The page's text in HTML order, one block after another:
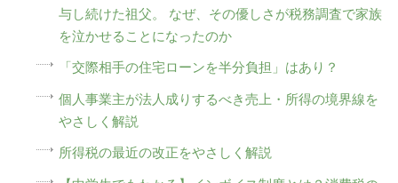
与し続けた祖父。 なぜ、その優しさが税務調査で家族
を泣かせることになったのか
「交際相手の住宅ローンを半分負担」はあり？
個人事業主が法人成りするべき売上・所得の境界線を
やさしく解説
所得税の最近の改正をやさしく解説